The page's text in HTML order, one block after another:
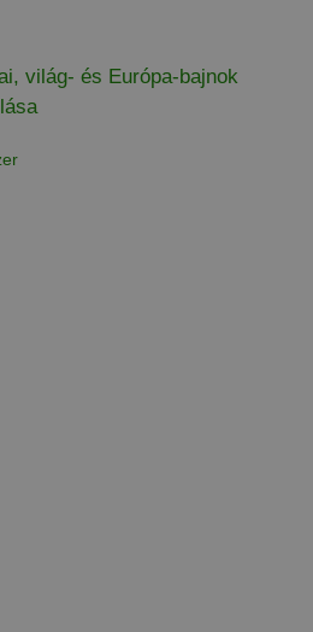
világ- és Európa-bajnok